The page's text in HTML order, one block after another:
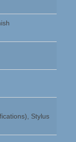
Stylus